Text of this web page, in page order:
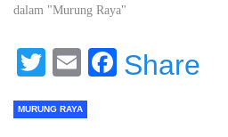
dalam "Murung Raya"
Twitter
EmailFacebook
Share
MURUNG RAYA